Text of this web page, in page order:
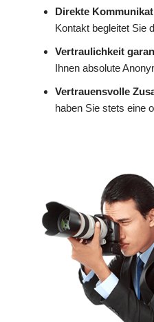
Direkte
Kontakt begleitet Sie
Vertraulichkeit
Ihnen absolute
Vertrauensvolle
haben Sie stets eine